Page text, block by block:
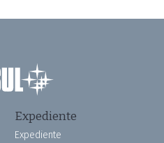
Expediente
Expediente